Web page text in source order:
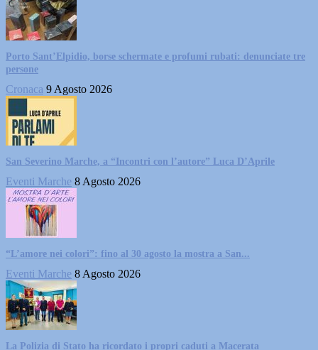
Porto Sant’Elpidio, borse schermate e profumi rubati: denunciate tre
persone
Cronaca 9 Agosto 2026
San Severino Marche, a “Incontri con l’autore” Luca D’Aprile
Eventi Marche 8 Agosto 2026
“L’amore nei colori”: fino al 30 agosto la mostra a San...
Eventi Marche 8 Agosto 2026
La Polizia di Stato ha ricordato i propri caduti a Macerata